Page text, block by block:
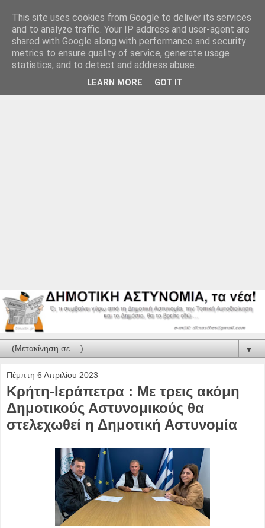
▼
Πέμπτη 6 Απριλίου 2023
Κρήτη-Ιεράπετρα : Με τρεις ακόμη
Δημοτικούς Αστυνομικούς θα
στελεχωθεί η Δημοτική Αστυνομία
This site uses cookies from Google to deliver its services
and to analyze traffic. Your IP address and user-agent are
shared with Google along with performance and security
metrics to ensure quality of service, generate usage
statistics, and to detect and address abuse.
LEARN MORE GOT IT